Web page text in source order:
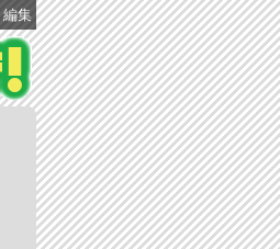
編集